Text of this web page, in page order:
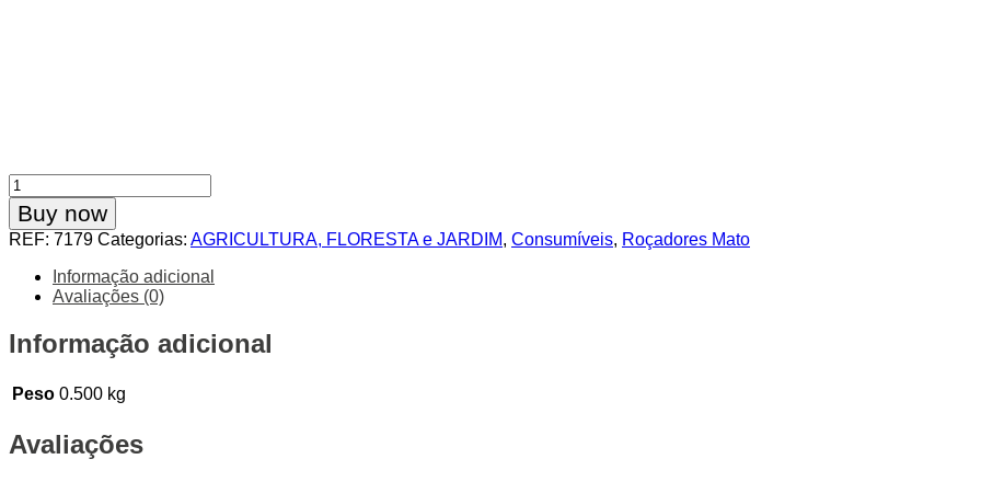
Quantidade
de
Cabeça
Fio
Univ
Alum
Fios
Buy now
REF: 7179 Categorias: AGRICULTURA, FLORESTA e JARDIM, Consumíveis, Roçadores Mato
Informação adicional
Avaliações (0)
Informação adicional
Peso 0.500 kg
Avaliações